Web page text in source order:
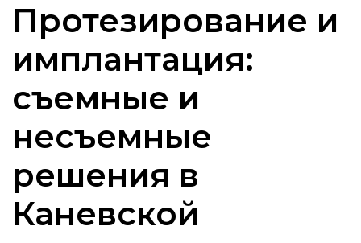
Протезирование и
имплантация:
съемные и
несъемные
решения в
Каневской